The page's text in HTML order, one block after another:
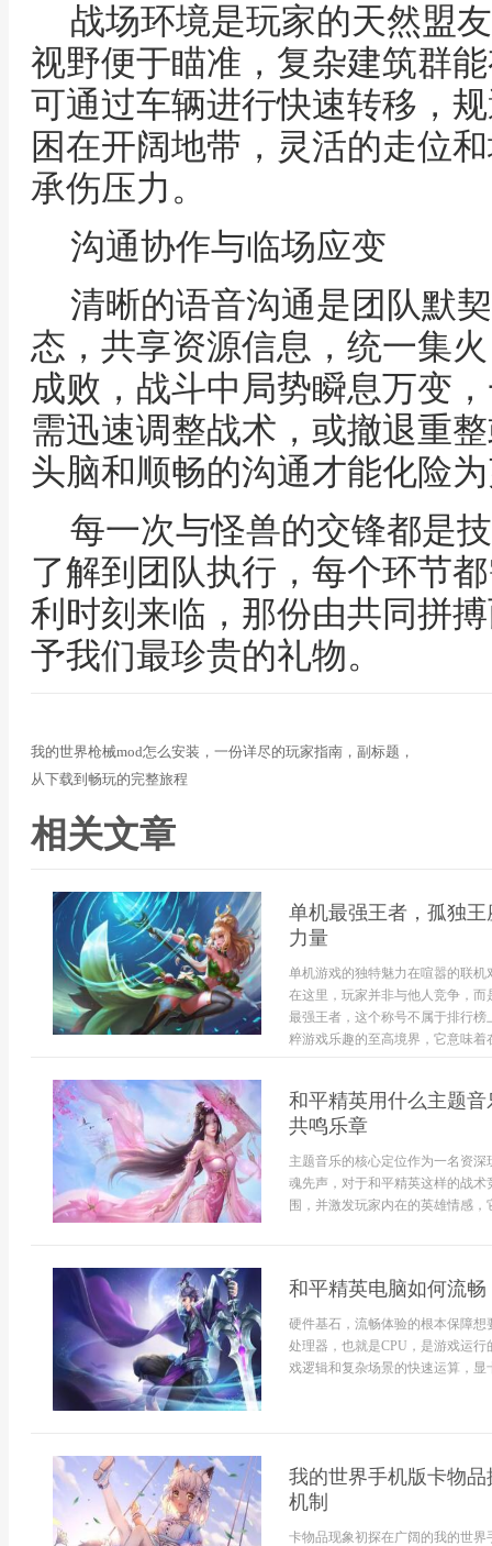
战场环境是玩家的天然盟
视野便于瞄准，复杂建筑群
可通过车辆进行快速转移，
困在开阔地带，灵活的走位
承伤压力。
沟通协作与临场应变
清晰的语音沟通是团队默
态，共享资源信息，统一集
成败，战斗中局势瞬息万变
需迅速调整战术，或撤退重
头脑和顺畅的沟通才能化险
每一次与怪兽的交锋都是
了解到团队执行，每个环节
利时刻来临，那份由共同拼
予我们最珍贵的礼物。
我的世界枪械mod怎么安装，一份详尽的玩家指南，副标题，
从下载到畅玩的完整旅程
相关文章
单机最强王者，孤独
力量
单机游戏的独特魅力在喧嚣的联
在这里，玩家并非与他人竞争，
最强王者，这个称号不属于排行
粹游戏乐趣的至高境界，它意味
和平精英用什么主题
共鸣乐章
主题音乐的核心定位作为一名资
魂先声，对于和平精英这样的战
围，并激发玩家内在的英雄情感
和平精英电脑如何流
硬件基石，流畅体验的根本保障
处理器，也就是CPU，是游戏运
戏逻辑和复杂场景的快速运算，显
我的世界手机版卡物
机制
卡物品现象初探在广阔的我的世